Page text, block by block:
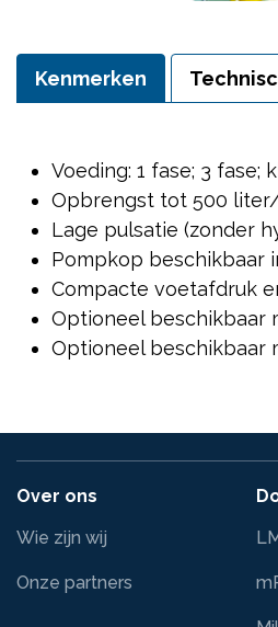
Kenmerken
Voeding: 1 fase; 3 fase;
Opbrengst tot 500
Lage pulsatie (zonder
Pompkop beschikbaar
Compacte voetafdruk
Optioneel beschikbaar
Optioneel beschikbaar
Over ons
Wie zijn wij
Onze partners